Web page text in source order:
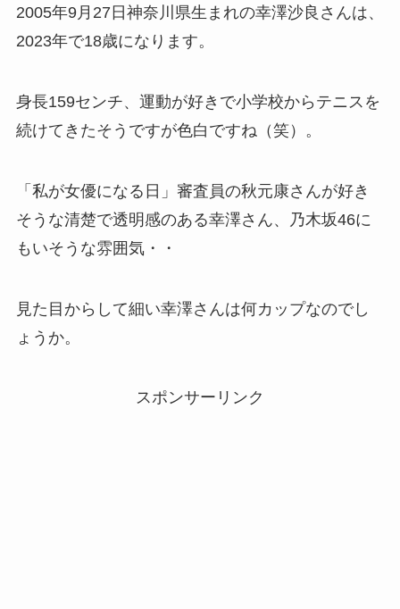
2005年9月27日神奈川県生まれの幸澤沙良さんは、
2023年で18歳になります。
身長159センチ、運動が好きで小学校からテニスを
続けてきたそうですが色白ですね（笑）。
「私が女優になる日」審査員の秋元康さんが好き
そうな清楚で透明感のある幸澤さん、乃木坂46に
もいそうな雰囲気・・
見た目からして細い幸澤さんは何カップなのでし
ょうか。
スポンサーリンク